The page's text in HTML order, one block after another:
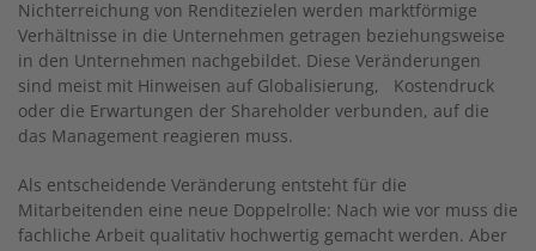
Nichterreichung von Renditezielen werden marktförmige
Verhältnisse in die Unternehmen getragen beziehungsweise
in den Unternehmen nachgebildet. Diese Veränderungen
sind meist mit Hinweisen auf Globalisierung, Kostendruck
oder die Erwartungen der Shareholder verbunden, auf die
das Management reagieren muss.
Als entscheidende Veränderung entsteht für die
Mitarbeitenden eine neue Doppelrolle: Nach wie vor muss die
fachliche Arbeit qualitativ hochwertig gemacht werden. Aber